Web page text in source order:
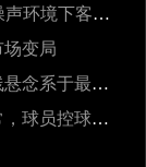
声学干扰与战术折损：Lumen Field主场噪声环境下客队边线发球效能的影响研究
变局
南美世预赛终极战：老将油箱见底，出线悬念系于最后一口气
2026世界杯隐患：吉列球场草皮根系异常，球员控球可能严重失准